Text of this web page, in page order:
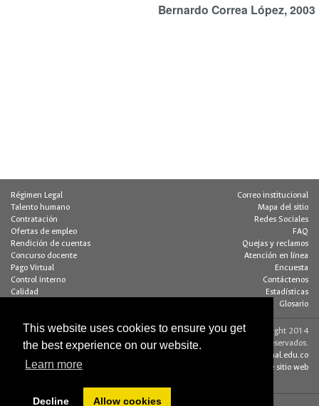
This website uses cookies to ensure you get
the best experience on our website.
Learn more
Decline Allow cookies
Bernardo Correa López, 2003
Régimen Legal
Talento humano
Contratación
Ofertas de empleo
Rendición de cuentas
Concurso docente
Pago Virtual
Control interno
Calidad
Correo institucional
Mapa del sitio
Redes Sociales
FAQ
Quejas y reclamos
Atención en línea
Encuesta
Contáctenos
Estadísticas
Glosario
Contacto página web:
Dirección
Bogotá D.C., Colombia
© Copyright 2014
Algunos derechos reservados.
editorweb_fchbog@unal.edu.co
Acerca de este sitio web